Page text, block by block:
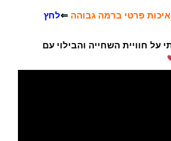
איכות פרטי ברמה גבוהה ⇐לחץ
על חוויית השחייה והבילוי עם